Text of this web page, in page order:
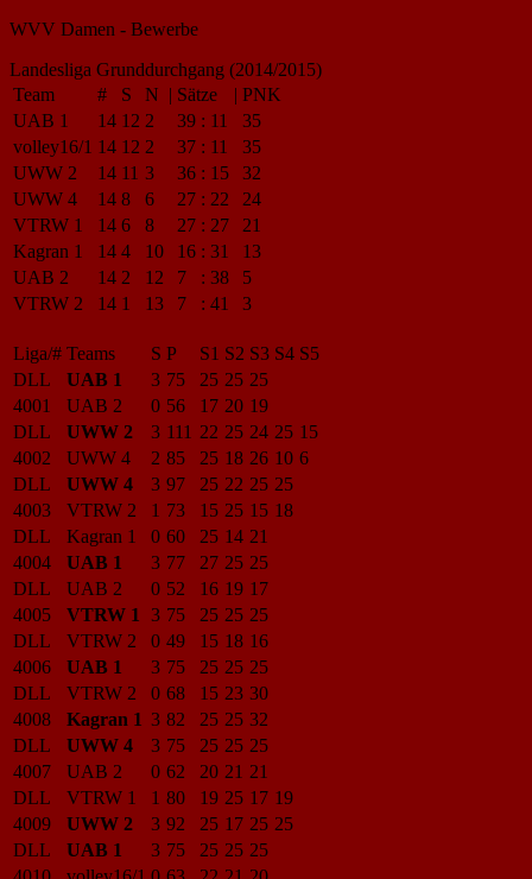
WVV Damen - Bewerbe
Landesliga Grunddurchgang (2014/2015)
Team
# S N | Sätze | PNK
UAB 1
14 12 2 39 : 11
35
volley16/1 14 12 2 37 : 11
35
UWW 2
14 11 3 36 : 15
32
UWW 4
14 8 6 27 : 22
24
VTRW 1
14 6 8 27 : 27
21
Kagran 1
14 4 10 16 : 31
13
UAB 2
14 2 12 7 : 38
5
VTRW 2
14 1 13 7 : 41 3
Liga/# Teams S P S1 S2 S3 S4 S5
DLL
UAB 1 3 75 25 25 25
4001
UAB 2 0 56 17 20 19
DLL
UWW 2 3 111 22 25 24 25 15
4002
UWW 4 2 85 25 18 26 10 6
DLL
UWW 4 3 97 25 22 25 25
4003
VTRW 2 1 73 15 25 15 18
DLL
Kagran 1 0 60 25 14 21
4004
UAB 1 3 77 27 25 25
DLL
UAB 2 0 52 16 19 17
4005
VTRW 1 3 75 25 25 25
DLL
VTRW 2 0 49 15 18 16
4006
UAB 1 3 75 25 25 25
DLL
VTRW 2 0 68 15 23 30
4008
Kagran 1 3 82 25 25 32
DLL
UWW 4 3 75 25 25 25
4007
UAB 2 0 62 20 21 21
DLL
VTRW 1 1 80 19 25 17 19
4009
UWW 2 3 92 25 17 25 25
DLL
UAB 1 3 75 25 25 25